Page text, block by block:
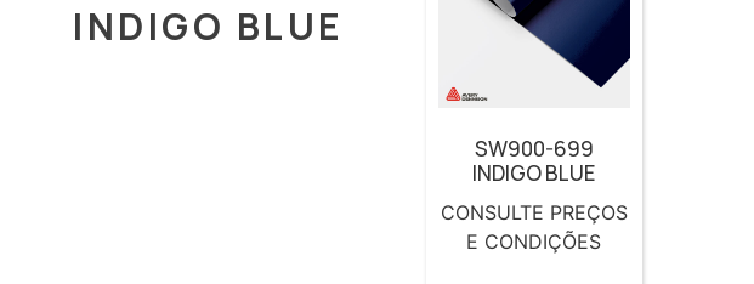
INDIGO BLUE
SW900-699
INDIGO BLUE
CONSULTE PREÇOS
E CONDIÇÕES